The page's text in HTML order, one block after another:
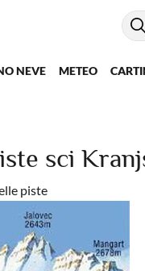
NEVE METEO
sci
piste